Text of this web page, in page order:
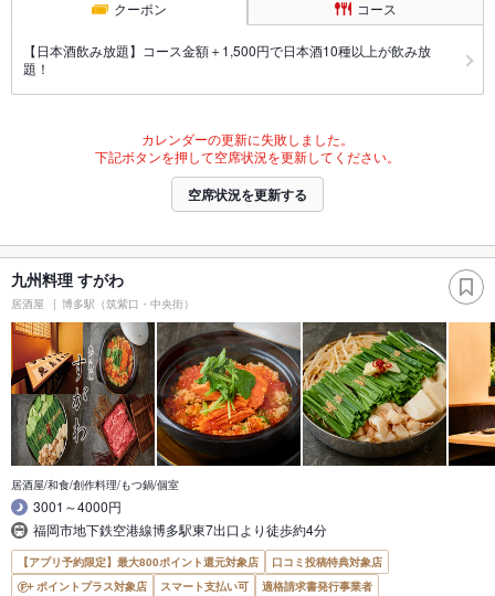
クーポン コース
【日本酒飲み放題】コース金額＋1,500円で日本酒10種以上が飲み放
題！
カレンダーの更新に失敗しました。
下記ボタンを押して空席状況を更新してください。
空席状況を更新する
九州料理 すがわ
居酒屋 博多駅（筑紫口・中央街）
居酒屋/和食/創作料理/もつ鍋/個室
3001～4000円
福岡市地下鉄空港線博多駅東7出口より徒歩約4分
【アプリ予約限定】最大800ポイント還元対象店
口コミ投稿特典対象店
ポイントプラス対象店
スマート支払い可 適格請求書発行事業者